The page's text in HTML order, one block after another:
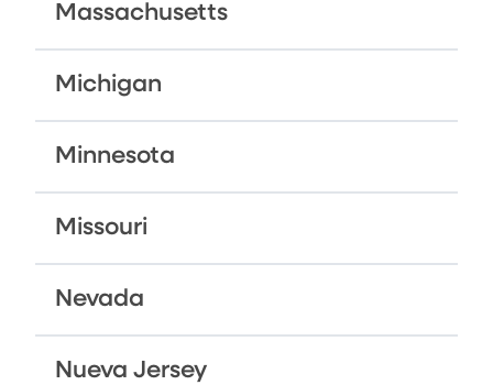
Massachusetts
Michigan
Minnesota
Missouri
Nevada
Nueva Jersey